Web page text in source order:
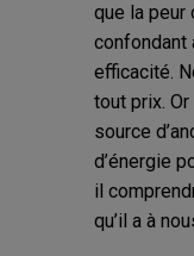
que la peur
confondant
efficacité.
tout prix.
source
d’énergie
il
qu’il a à